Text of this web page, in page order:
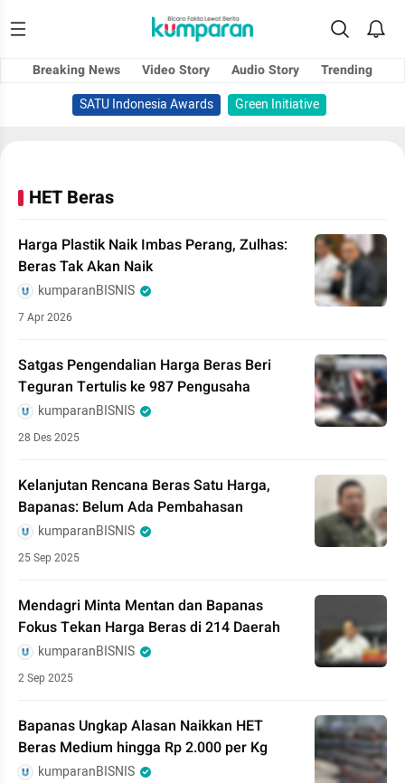
Breaking News Video Story Audio Story
Trending
SATU Indonesia Awards
Green Initiative
HET Beras
Harga Plastik Naik Imbas Perang, Zulhas:
Beras Tak Akan Naik
kumparanBISNIS
7 Apr 2026
Satgas Pengendalian Harga Beras Beri
Teguran Tertulis ke 987 Pengusaha
kumparanBISNIS
28 Des 2025
Kelanjutan Rencana Beras Satu Harga,
Bapanas: Belum Ada Pembahasan
kumparanBISNIS
25 Sep 2025
Mendagri Minta Mentan dan Bapanas
Fokus Tekan Harga Beras di 214 Daerah
kumparanBISNIS
2 Sep 2025
Bapanas Ungkap Alasan Naikkan HET
Beras Medium hingga Rp 2.000 per Kg
kumparanBISNIS